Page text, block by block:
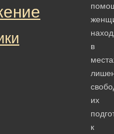
в
их
к